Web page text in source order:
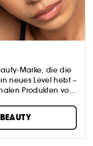
Marke, die die
neues Level hebt –
Produkten von
für Make-up,
kompromisslose
– sie ist ein